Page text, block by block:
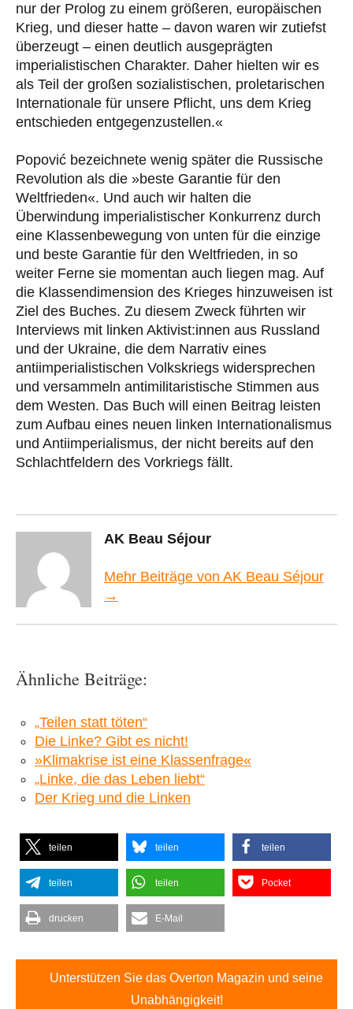
nur der Prolog zu einem größeren, europäischen
Krieg, und dieser hatte – davon waren wir zutiefst
überzeugt – einen deutlich ausgeprägten
imperialistischen Charakter. Daher hielten wir es
als Teil der großen sozialistischen, proletarischen
Internationale für unsere Pflicht, uns dem Krieg
entschieden entgegenzustellen.«
Popović bezeichnete wenig später die Russische
Revolution als die »beste Garantie für den
Weltfrieden«. Und auch wir halten die
Überwindung imperialistischer Konkurrenz durch
eine Klassenbewegung von unten für die einzige
und beste Garantie für den Weltfrieden, in so
weiter Ferne sie momentan auch liegen mag. Auf
die Klassendimension des Krieges hinzuweisen ist
Ziel des Buches. Zu diesem Zweck führten wir
Interviews mit linken Aktivist:innen aus Russland
und der Ukraine, die dem Narrativ eines
antiimperialistischen Volkskriegs widersprechen
und versammeln antimilitaristische Stimmen aus
dem Westen. Das Buch will einen Beitrag leisten
zum Aufbau eines neuen linken Internationalismus
und Antiimperialismus, der nicht bereits auf den
Schlachtfeldern des Vorkriegs fällt.
AK Beau Séjour
Mehr Beiträge von AK Beau Séjour
→
Ähnliche Beiträge:
„Teilen statt töten“
Die Linke? Gibt es nicht!
»Klimakrise ist eine Klassenfrage«
„Linke, die das Leben liebt“
Der Krieg und die Linken
teilen teilen teilen
teilen teilen Pocket
drucken E-Mail
Unterstützen Sie das Overton Magazin und seine
Unabhängigkeit!